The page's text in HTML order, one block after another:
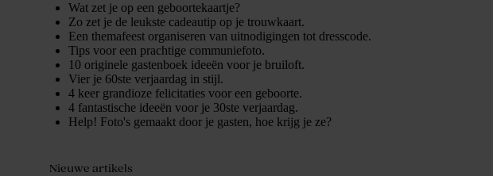
Wat zet je op een geboortekaartje?
Zo zet je de leukste cadeautip op je trouwkaart.
Een themafeest organiseren van uitnodigingen tot dresscode.
Tips voor een prachtige communiefoto.
10 originele gastenboek ideeën voor je bruiloft.
Vier je 60ste verjaardag in stijl.
4 keer grandioze felicitaties voor een geboorte.
4 fantastische ideeën voor je 30ste verjaardag.
Help! Foto's gemaakt door je gasten, hoe krijg je ze?
Nieuwe artikels